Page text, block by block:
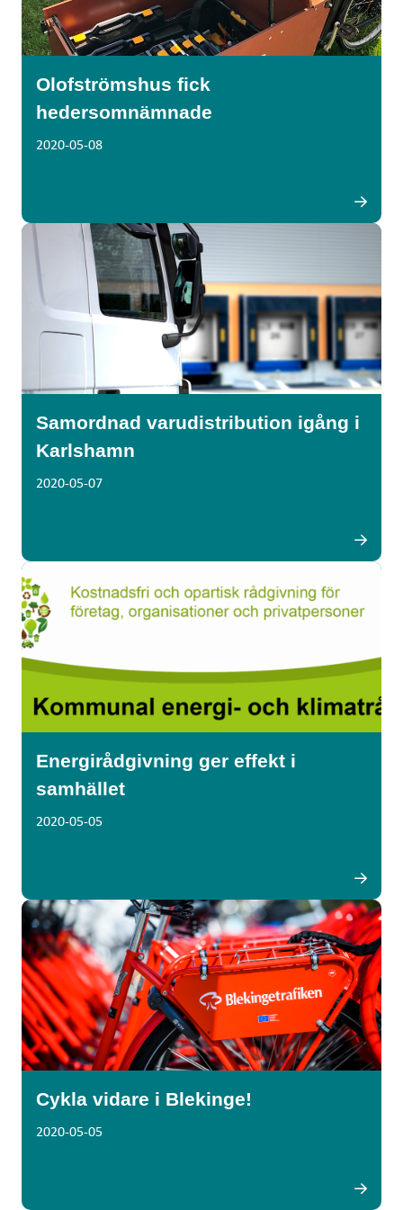
Olofströmshus fick
hedersomnämnade
2020-05-08
Samordnad varudistribution igång i
Karlshamn
2020-05-07
Energirådgivning ger effekt i
samhället
2020-05-05
Cykla vidare i Blekinge!
2020-05-05